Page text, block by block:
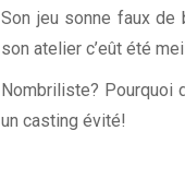
Son jeu sonne faux de
son atelier c’eût été
Nombriliste? Pourquoi
un casting évité!